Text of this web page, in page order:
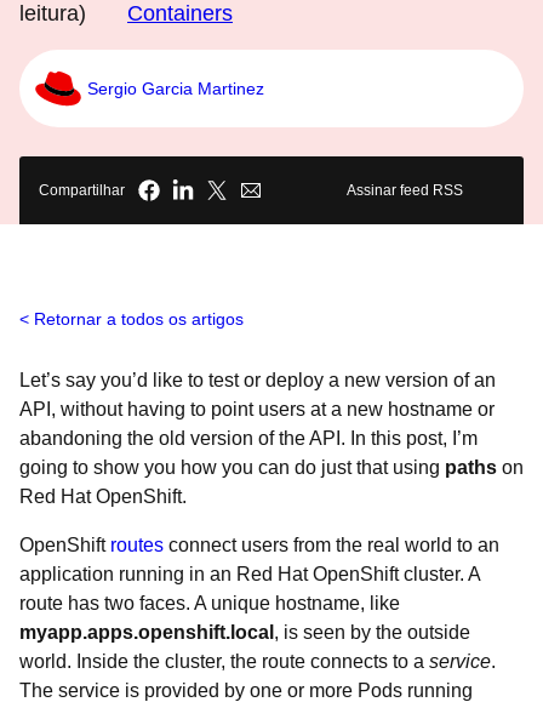
leitura)
Containers
Sergio Garcia Martinez
Compartilhar Assinar feed RSS
Retornar a todos os artigos
Let’s say you’d like to test or deploy a new version of an
API, without having to point users at a new hostname or
abandoning the old version of the API. In this post, I’m
going to show you how you can do just that using paths on
Red Hat OpenShift.
OpenShift routes connect users from the real world to an
application running in an Red Hat OpenShift cluster. A
route has two faces. A unique hostname, like
myapp.apps.openshift.local , is seen by the outside
world. Inside the cluster, the route connects to a service.
The service is provided by one or more Pods running